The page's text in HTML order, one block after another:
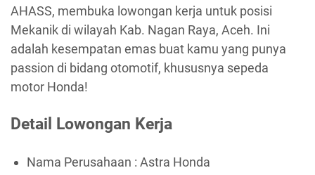
AHASS, membuka lowongan kerja untuk posisi
Mekanik di wilayah Kab. Nagan Raya, Aceh. Ini
adalah kesempatan emas buat kamu yang punya
passion di bidang otomotif, khususnya sepeda
motor Honda!
Detail Lowongan Kerja
Nama Perusahaan : Astra Honda